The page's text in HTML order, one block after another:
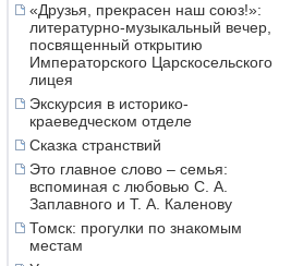
«Друзья, прекрасен наш союз!»:
литературно-музыкальный вечер,
посвященный открытию
Императорского Царскосельского
лицея
Экскурсия в историко-
краеведческом отделе
Сказка странствий
Это главное слово – семья:
вспоминая с любовью С. А.
Заплавного и Т. А. Каленову
Томск: прогулки по знакомым
местам